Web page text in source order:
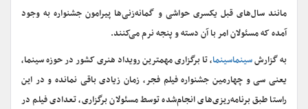
مانند سال‌های قبل یکسری حواشی و گمانه‌زنی‌ها پیرامون جشنواره به وجود
آمده که مسئولان امر با آن دسته و پنجه‌ نرم می‌کنند.
به گزارشسینماسینما، تا برگزاری مهمترین رویداد هنری کشور در حوزه سینما،
یعنی سی و چهارمین جشنواره فیلم فجر، زمان زیادی باقی نمانده و در این
راستا طبق برنامه‌ریزی‌های انجام‌شده توسط مسئولان برگزاری، تعدادی فیلم در